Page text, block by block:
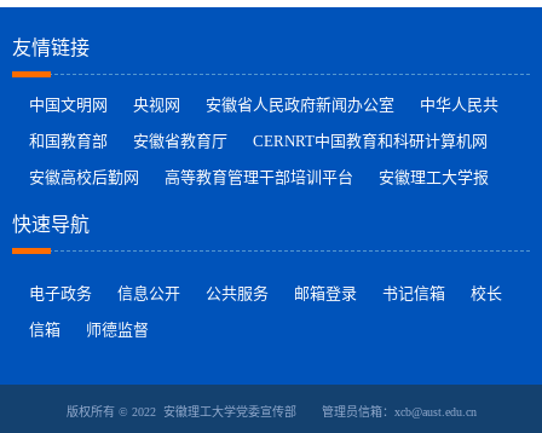
友情链接
中国文明网 央视网 安徽省人民政府新闻办公室
中华人民共
和国教育部
安徽省教育厅
CERNRT中国教育和科研计算机网
安徽高校后勤网
高等教育管理干部培训平台 安徽理工大学报
快速导航
电子政务 信息公开 公共服务 邮箱登录 书记信箱
校长
信箱
师德监督
版权所有 © 2022 安徽理工大学党委宣传部 管理员信箱：xcb@aust.edu.cn